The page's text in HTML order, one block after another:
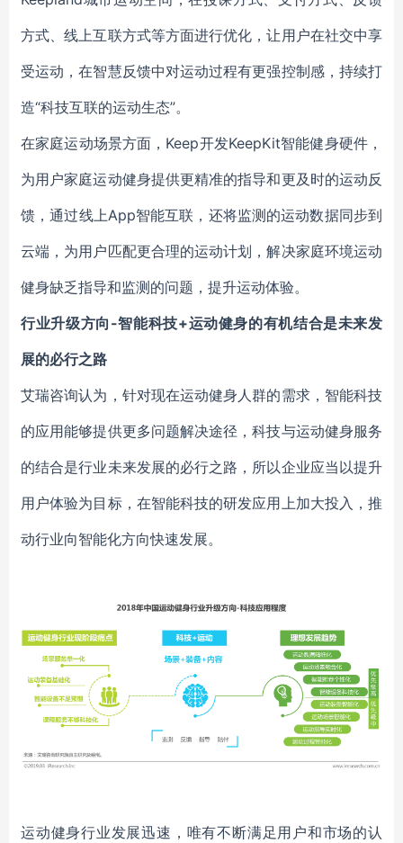
方式、线上互联方式等方面进行优化，让用户在社交中享
受运动，在智慧反馈中对运动过程有更强控制感，持续打
造“科技互联的运动生态”。
在家庭运动场景方面，Keep开发KeepKit智能健身硬件，
为用户家庭运动健身提供更精准的指导和更及时的运动反
馈，通过线上App智能互联，还将监测的运动数据同步到
云端，为用户匹配更合理的运动计划，解决家庭环境运动
健身缺乏指导和监测的问题，提升运动体验。
行业升级方向-智能科技+运动健身的有机结合是未来发
展的必行之路
艾瑞咨询认为，针对现在运动健身人群的需求，智能科技
的应用能够提供更多问题解决途径，科技与运动健身服务
的结合是行业未来发展的必行之路，所以企业应当以提升
用户体验为目标，在智能科技的研发应用上加大投入，推
动行业向智能化方向快速发展。
运动健身行业发展迅速，唯有不断满足用户和市场的认